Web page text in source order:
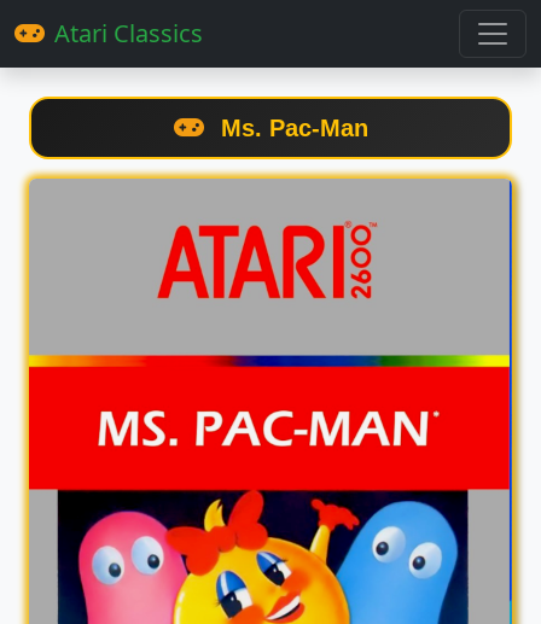
Atari Classics
Ms. Pac-Man